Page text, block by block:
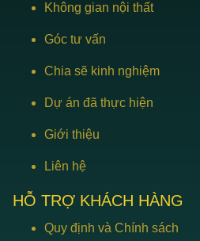
Không gian nội thất
Góc tư vấn
Chia sẽ kinh nghiệm
Dự án đã thực hiện
Giới thiệu
Liên hệ
HỖ TRỢ KHÁCH HÀNG
Quy định và Chính sách